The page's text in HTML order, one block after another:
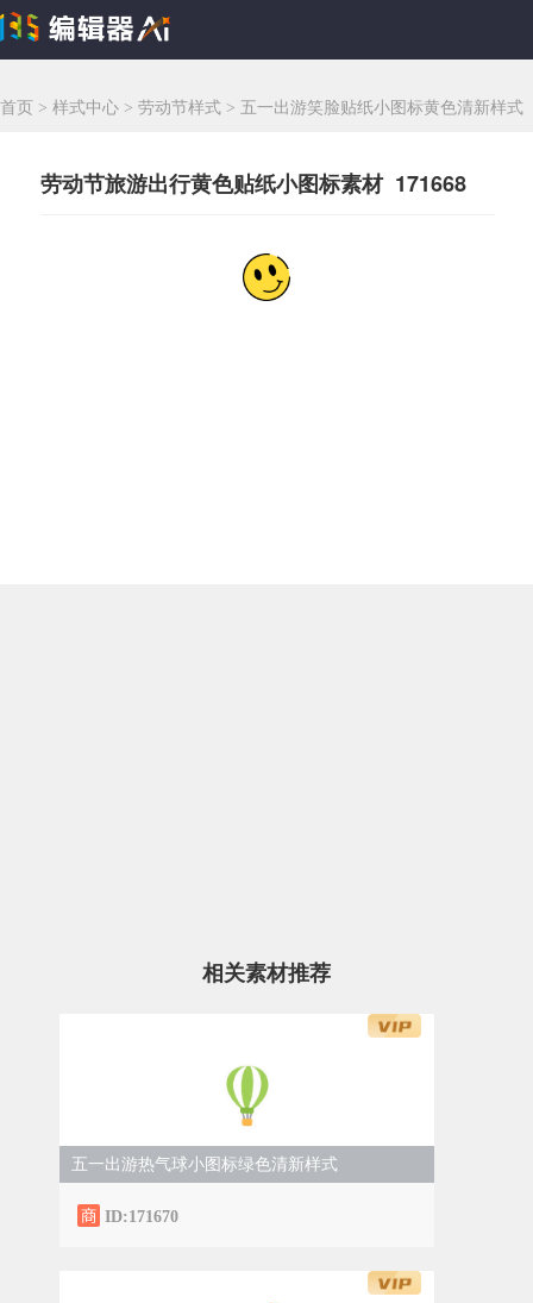
首页 > 样式中心 > 劳动节样式 > 五一出游笑脸贴纸小图标黄色清新样式
劳动节旅游出行黄色贴纸小图标素材 171668
相关素材推荐
五一出游热气球小图标绿色清新样式
ID:171670